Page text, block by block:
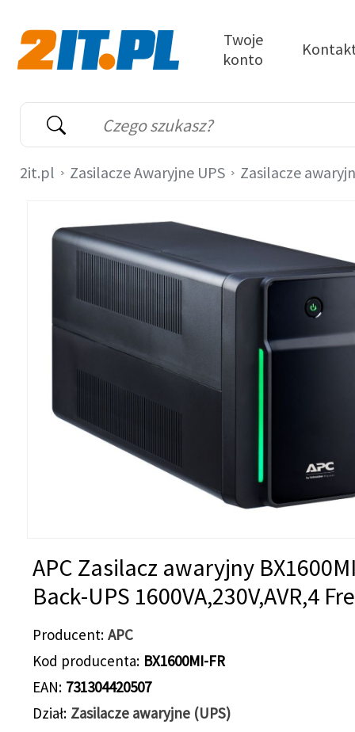
Wyszukiwarka
Słowo kluczowe
Twoje
konto
2it.pl Zasilacze Awaryjne UPS Zasilacze
APC Zasilacz awaryjny
Back-UPS 1600VA,230V,AVR,4
Producent APC
Kod producenta BX1600MI-FR
EAN 731304420507
Dział Zasilacze awaryjne (UPS)